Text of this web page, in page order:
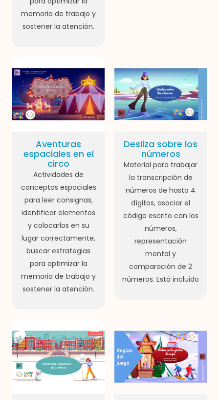
memoria de trabajo y
sostener la atención.
Aventuras
espaciales en el
circo
Actividades de
conceptos espaciales
para leer consignas,
identificar elementos
y colocarlos en su
lugar correctamente,
buscar estrategias
para optimizar la
memoria de trabajo y
sostener la atención.
Desliza sobre los
números
Material para trabajar
la transcripción de
números de hasta 4
dígitos, asociar el
código escrito con los
números,
representación
mental y
comparación de 2
números. Está incluido